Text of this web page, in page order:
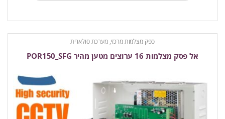
ספק מצלמות מרכזי, מערכת סולארית
אל פסק מצלמות 16 ערוצים מטען מהיר POR150_SFG